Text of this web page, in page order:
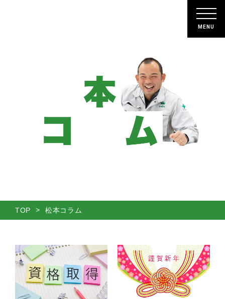
晴耕舎の強み
SERVICE
RECRUIT
SDGsへの取り組み
SDGs
TOP 松本コラム